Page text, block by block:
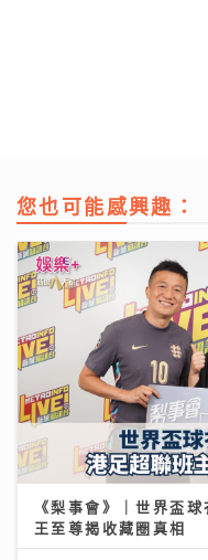
您也可能感興趣：
《梨事會》｜世界盃
王至尊揭收藏圈真相